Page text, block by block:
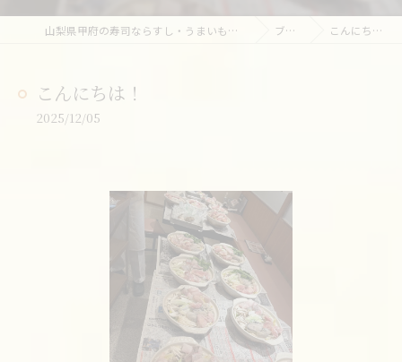
山梨県甲府の寿司ならすし・うまいもの処 伊津美 ブログ こんにちは！
こんにちは！
2025/12/05